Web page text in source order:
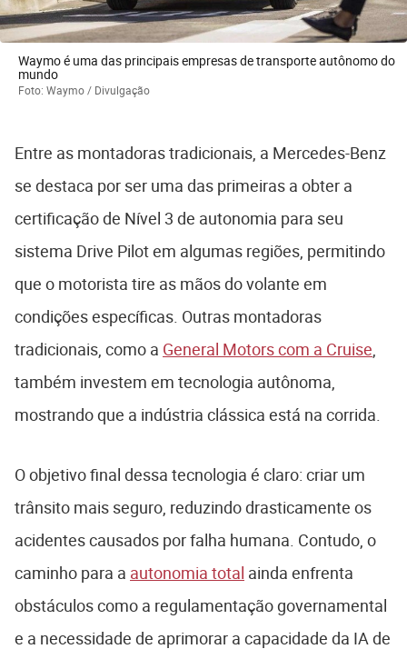
Waymo é uma das principais empresas de transporte autônomo do
mundo
Foto: Waymo / Divulgação
Entre as montadoras tradicionais, a Mercedes-Benz
se destaca por ser uma das primeiras a obter a
certificação de Nível 3 de autonomia para seu
sistema Drive Pilot em algumas regiões, permitindo
que o motorista tire as mãos do volante em
condições específicas. Outras montadoras
tradicionais, como a General Motors com a Cruise,
também investem em tecnologia autônoma,
mostrando que a indústria clássica está na corrida.
O objetivo final dessa tecnologia é claro: criar um
trânsito mais seguro, reduzindo drasticamente os
acidentes causados por falha humana. Contudo, o
caminho para a autonomia total ainda enfrenta
obstáculos como a regulamentação governamental
e a necessidade de aprimorar a capacidade da IA de